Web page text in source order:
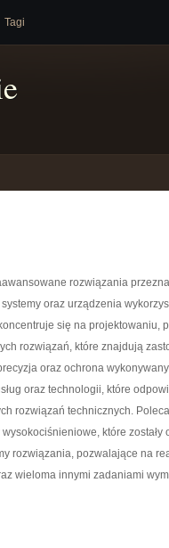
Tagi
rozwiązania
oraz urządzenia
się na projektowaniu,
rozwiązań, które znajdują
oraz ochrona
oraz technologii, które
rozwiązań technicznych.
wysokociśnieniowe, które
rozwiązania, pozwalające na
wieloma innymi zadaniami